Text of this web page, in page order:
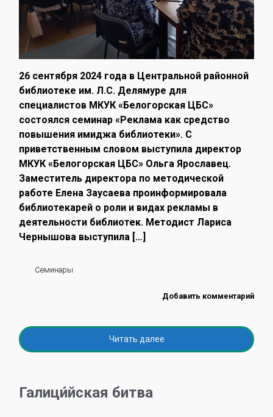
26 сентября 2024 года в Центральной районной
библиотеке им. Л.С. Делямуре для
специалистов МКУК «Белогорская ЦБС»
состоялся семинар «Реклама как средство
повышения имиджа библиотеки». С
приветственным словом выступила директор
МКУК «Белогорская ЦБС» Ольга Ярославец.
Заместитель директора по методической
работе Елена Заусаева проинформировала
библиотекарей о роли и видах рекламы в
деятельности библиотек. Методист Лариса
Чернышова выступила […]
Семинары
Добавить комментарий
Читать далее
Галици́йская битва